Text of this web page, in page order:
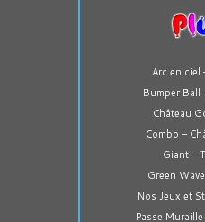
Arc en
Bumper Ball
Château
Combo –
Giant –
Green
Nos Jeux et
Passe